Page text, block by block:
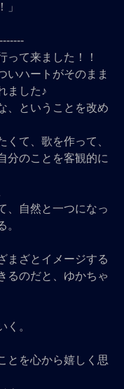
」
って来ました！！
いハートがそのまま
ました♪
、ということを改め
て、歌を作って、
分のことを客観的に
、自然と一つになっ
。
まざとイメージする
るのだと、ゆかちゃ
く。
とを心から嬉しく思